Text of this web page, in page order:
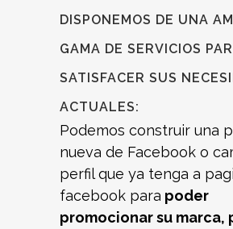
DISPONEMOS DE UNA
GAMA DE SERVICIOS
SATISFACER SUS
ACTUALES:
Podemos construir una
nueva de Facebook o
perfil que ya tenga a
facebook para poder
promocionar su marca,